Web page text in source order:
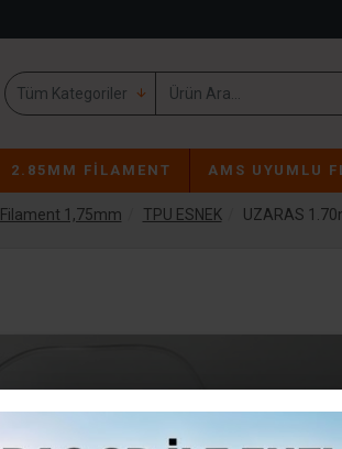
Tüm Kategoriler
2.85MM FILAMENT AMS UYUMLU
Filament 1,75mm TPU ESNEK UZARAS